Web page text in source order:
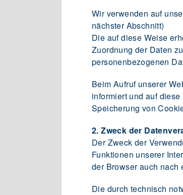
Wir verwenden auf
nächster Abschnitt)
Die auf diese Weise
Zuordnung der Daten
personenbezogenen
Beim Aufruf unserer
informiert und auf
Speicherung von
2. Zweck der
Der Zweck der
Funktionen unserer
der Browser auch nach
Die durch technisch